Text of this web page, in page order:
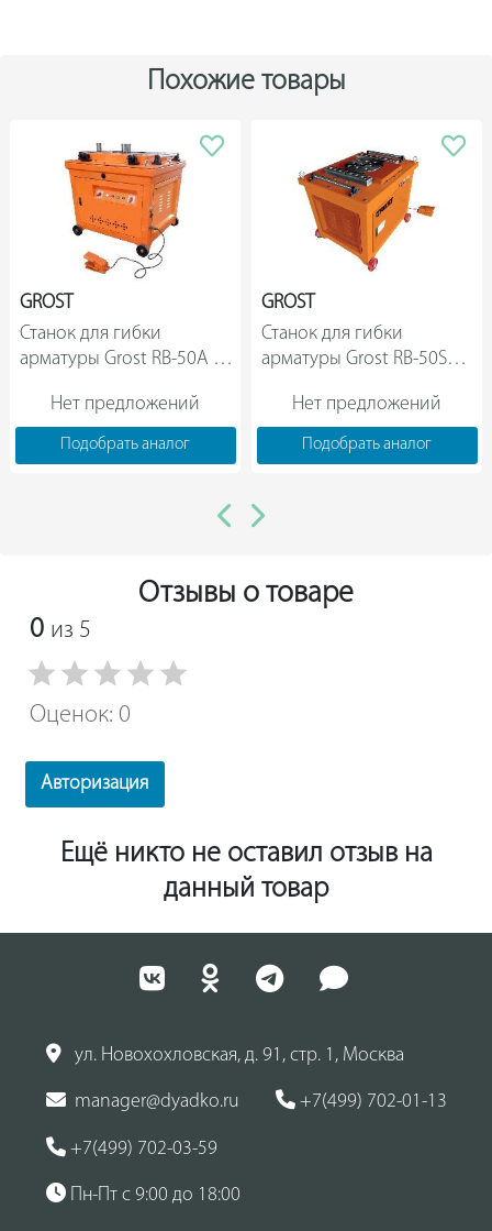
блока автоматики упрощает серийную работу. При
необходимости можно одновременного сгибать
Похожие товары
GROST
Станок для гибки
арматуры Grost RB-50A
Нет предложений
Подобрать аналог
GROST
Станок для гибки
арматуры Grost RB-50SA
Нет предложений
Подобрать аналог
Отзывы о товаре
0 из 5
Оценок: 0
Авторизация
Ещё никто не оставил отзыв на
данный товар
ул. Новохохловская, д. 91, стр. 1, Москва
manager@dyadko.ru +7(499) 702-01-13
+7(499) 702-03-59
Пн-Пт с 9:00 до 18:00